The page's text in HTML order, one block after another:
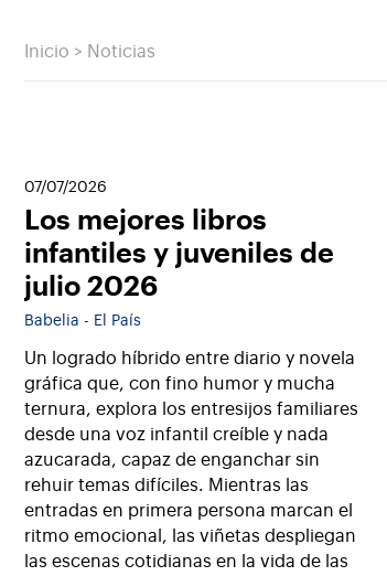
Inicio > Noticias
07/07/2026
Los mejores libros
infantiles y juveniles de
julio 2026
Babelia - El País
Un logrado híbrido entre diario y novela
gráfica que, con fino humor y mucha
ternura, explora los entresijos familiares
desde una voz infantil creíble y nada
azucarada, capaz de enganchar sin
rehuir temas difíciles. Mientras las
entradas en primera persona marcan el
ritmo emocional, las viñetas despliegan
las escenas cotidianas en la vida de las